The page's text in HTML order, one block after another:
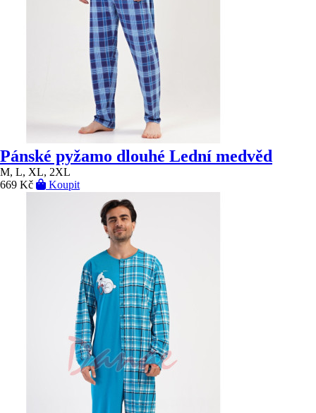
Pánské pyžamo dlouhé Lední medvěd
M, L, XL, 2XL
669 Kč
Koupit